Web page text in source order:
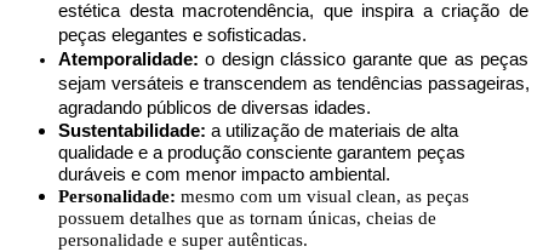
estética desta macrotendência, que inspira a criação de
peças elegantes e sofisticadas.
Atemporalidade: o design clássico garante que as peças
sejam versáteis e transcendem as tendências passageiras,
agradando públicos de diversas idades.
Sustentabilidade: a utilização de materiais de alta
qualidade e a produção consciente garantem peças
duráveis e com menor impacto ambiental.
Personalidade: mesmo com um visual clean, as peças
possuem detalhes que as tornam únicas, cheias de
personalidade e super autênticas.